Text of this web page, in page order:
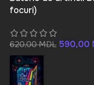
focuri)
620,00MDL 590,00